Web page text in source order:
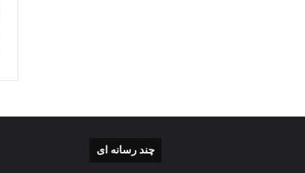
چند رسانه ای